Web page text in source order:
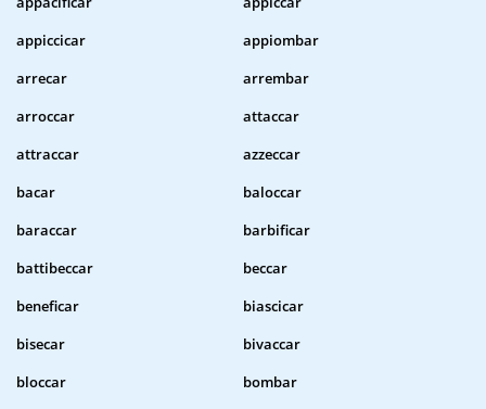
appiccicar
appiombar
arrecar
arrembar
arroccar
attaccar
attraccar
azzeccar
bacar
baloccar
baraccar
barbificar
battibeccar
beccar
beneficar
biascicar
bisecar
bivaccar
bloccar
bombar